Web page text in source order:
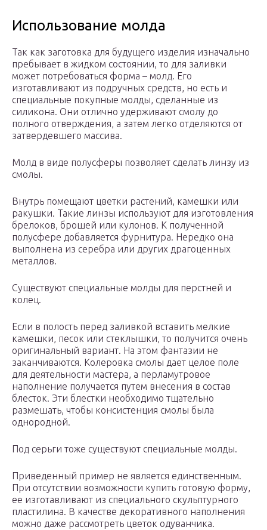
Использование молда
Так как заготовка для будущего изделия изначально
пребывает в жидком состоянии, то для заливки
может потребоваться форма – молд. Его
изготавливают из подручных средств, но есть и
специальные покупные молды, сделанные из
силикона. Они отлично удерживают смолу до
полного отверждения, а затем легко отделяются от
затвердевшего массива.
Молд в виде полусферы позволяет сделать линзу из
смолы.
Внутрь помещают цветки растений, камешки или
ракушки. Такие линзы используют для изготовления
брелоков, брошей или кулонов. К полученной
полусфере добавляется фурнитура. Нередко она
выполнена из серебра или других драгоценных
металлов.
Существуют специальные молды для перстней и
колец.
Если в полость перед заливкой вставить мелкие
камешки, песок или стеклышки, то получится очень
оригинальный вариант. На этом фантазии не
заканчиваются. Колеровка смолы дает целое поле
для деятельности мастера, а перламутровое
наполнение получается путем внесения в состав
блесток. Эти блестки необходимо тщательно
размешать, чтобы консистенция смолы была
однородной.
Под серьги тоже существуют специальные молды.
Приведенный пример не является единственным.
При отсутствии возможности купить готовую форму,
ее изготавливают из специального скульптурного
пластилина. В качестве декоративного наполнения
можно даже рассмотреть цветок одуванчика.